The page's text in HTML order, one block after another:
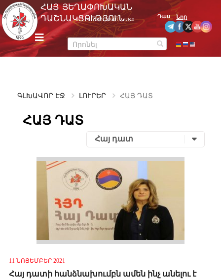
Skip
to
content
m
e
n
u
ՀԱՅ ՅԵՂԱՓՈԽԱԿԱՆ
ԴԱՇՆԱԿՑՈՒԹՅՈՒՆ
ՊԱՇՏՈՆԱԿԱՆ ԿԱՅՔ
Դաս Նոր
ԳԼԽԱՎՈՐ ԷՋ ԼՈՒՐԵՐ ՀԱՅ ԴԱՏ
ՀԱՅ ԴԱՏ
Հայ դատ
11 ՆՈՅԵՄԲԵՐ 2021
Հայ դատի հանձնախումբն ամեն ինչ անելու է